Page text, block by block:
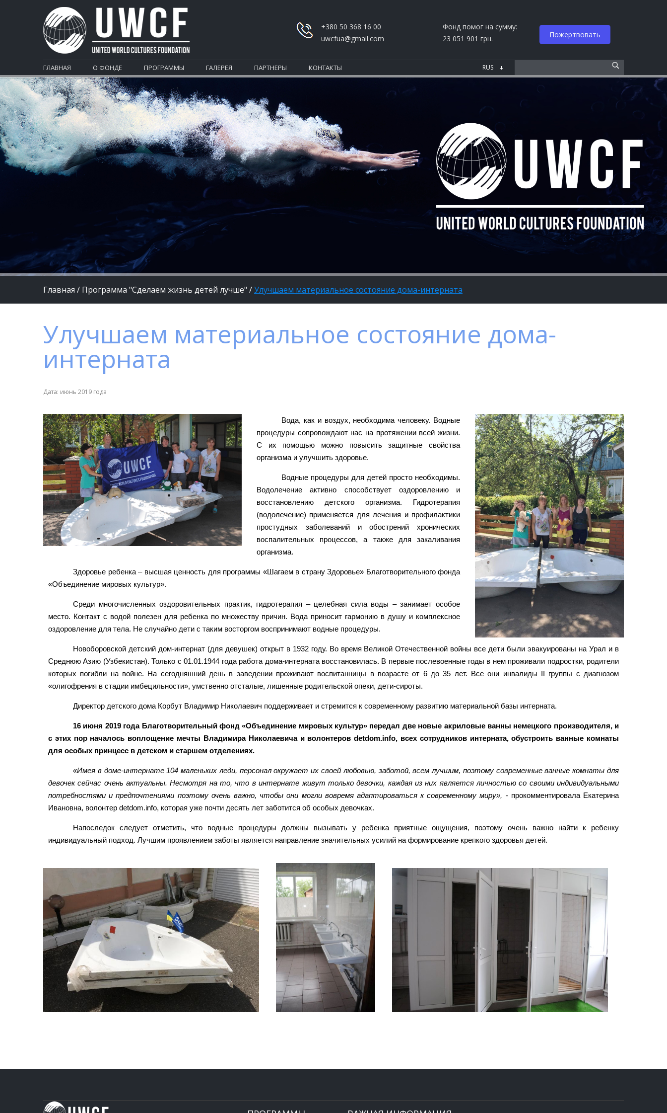
+380 50 368 16 00
uwcfua@gmail.com
Фонд помог на сумму:
23 051 901 грн.
Пожертвовать
ГЛАВНАЯ О ФОНДЕ ПРОГРАММЫ ГАЛЕРЕЯ ПАРТНЕРЫ КОНТАКТЫ
Главная / Программа "Сделаем жизнь детей лучше" /Улучшаем материальное состояние дома-интерната
Улучшаем материальное состояние дома-
интерната
Дата: июнь 2019 года
Вода, как и воздух, необходима человеку. Водные
процедуры сопровождают нас на протяжении всей жизни.
С их помощью можно повысить защитные свойства
организма и улучшить здоровье.
Водные процедуры для детей просто необходимы.
Водолечение активно способствует оздоровлению и
восстановлению детского организма. Гидротерапия
(водолечение) применяется для лечения и профилактики
простудных заболеваний и обострений хронических
воспалительных процессов, а также для закаливания
организма.
Здоровье ребенка – высшая ценность для программы «Шагаем в страну Здоровье» Благотворительного фонда
«Объединение мировых культур».
Среди многочисленных оздоровительных практик, гидротерапия – целебная сила воды – занимает особое
место. Контакт с водой полезен для ребенка по множеству причин. Вода приносит гармонию в душу и комплексное
оздоровление для тела. Не случайно дети с таким восторгом воспринимают водные процедуры.
Новоборовской детский дом-интернат (для девушек) открыт в 1932 году. Во время Великой Отечественной войны все дети были эвакуированы на Урал и в
Среднюю Азию (Узбекистан). Только с 01.01.1944 года работа дома-интерната восстановилась. В первые послевоенные годы в нем проживали подростки, родители
которых погибли на войне. На сегодняшний день в заведении проживают воспитанницы в возрасте от 6 до 35 лет. Все они инвалиды II группы с диагнозом
«олигофрения в стадии имбецильности», умственно отсталые, лишенные родительской опеки, дети-сироты.
Директор детского дома Корбут Владимир Николаевич поддерживает и стремится к современному развитию материальной базы интерната.
16 июня 2019 года Благотворительный фонд «Объединение мировых культур» передал две новые акриловые ванны немецкого производителя, и
с этих пор началось воплощение мечты Владимира Николаевича и волонтеров detdom.info, всех сотрудников интерната, обустроить ванные комнаты
для особых принцесс в детском и старшем отделениях.
«Имея в доме-интернате 104 маленьких леди, персонал окружает их своей любовью, заботой, всем лучшим, поэтому современные ванные комнаты для
девочек сейчас очень актуальны. Несмотря на то, что в интернате живут только девочки, каждая из них является личностью со своими индивидуальными
потребностями и предпочтениями поэтому очень важно, чтобы они могли вовремя адаптироваться к современному миру», - прокомментировала Екатерина
Ивановна, волонтер detdom.info, которая уже почти десять лет заботится об особых девочках.
Напоследок следует отметить, что водные процедуры должны вызывать у ребенка приятные ощущения, поэтому очень важно найти к ребенку
индивидуальный подход. Лучшим проявлением заботы является направление значительных усилий на формирование крепкого здоровья детей.